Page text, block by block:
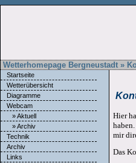
Wetterhomepage Bergneustadt »
Startseite
Wetterübersicht
Diagramme
Webcam
» Aktuell
» Archiv
Technik
Archiv
Links
Hier
mir
Das